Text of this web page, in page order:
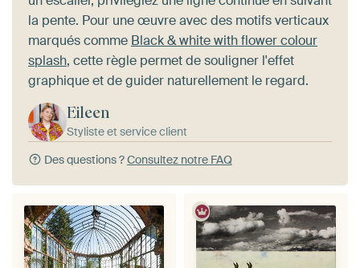
la pente. Pour une œuvre avec des motifs verticaux
marqués comme Black & white with flower colour
splash, cette règle permet de souligner l'effet
graphique et de guider naturellement le regard.
Eileen
Styliste et service client
Des questions ?Consultez notre FAQ